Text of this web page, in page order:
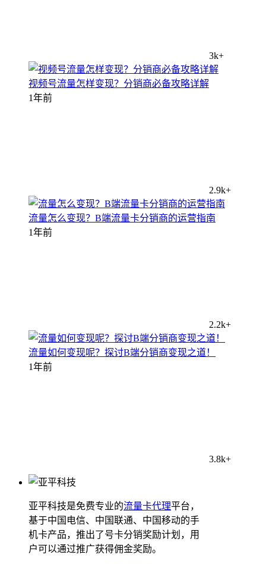
3k+
视频号流量怎样变现？分销商必备攻略详解
1年前
2.9k+
流量怎么变现？B端流量卡分销商的运营指南
1年前
2.2k+
流量如何变现呢？探讨B端分销商变现之道！
1年前
3.8k+
亚平科技是免费专业的流量卡代理平台，
基于中国电信、中国联通、中国移动的手
机卡产品，推出了号卡分销奖励计划，用
户可以通过推广获得佣金奖励。